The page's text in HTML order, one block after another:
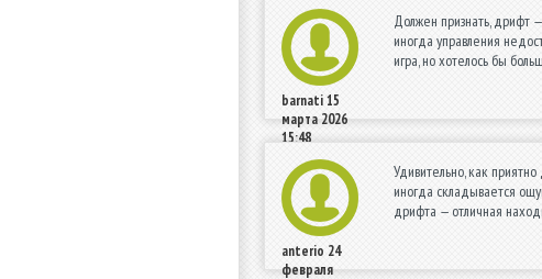
barnati15
марта 2026
15:48
Должен признать, дрифт
иногда управления
игра, но хотелось бы
anterio 24
февраля
Удивительно, как
иногда складывается
дрифта — отличная